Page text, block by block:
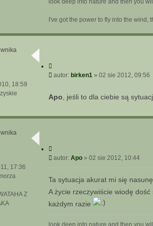
look deep into nature and then you
I've got the power to fly into the
18:59
j
P
s
autor: birken1 » 02 sie 2012, 09:56
Apo , jeśli to dla ciebie są
17:36
Z
u
j
P
o
s
autor: Apo » 02 sie 2012, 10:44
Ta sytuacja akurat mi się
A życie rzeczywiście wiodę
każdym razie
look deep into nature and then you